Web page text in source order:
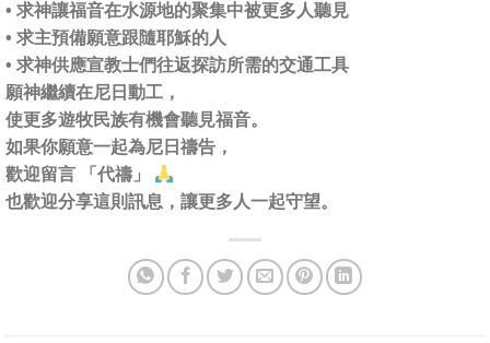
• 求神讓福音在水源地的聚集中被更多人聽見
• 求主預備願意跟隨耶穌的人
• 求神供應宣教士們往返探訪所需的交通工具
願神繼續在尼日動工，
使更多遊牧民族有機會聽見福音。
如果你願意一起為尼日禱告，
歡迎留言 「代禱」
也歡迎分享這則訊息，讓更多人一起守望。